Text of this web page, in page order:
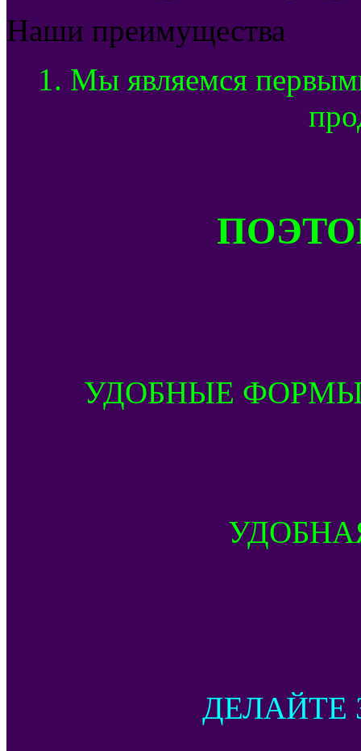
Наши преимущества
1. Мы являемся
УДОБНЫЕ
ДЕЛАЙТЕ